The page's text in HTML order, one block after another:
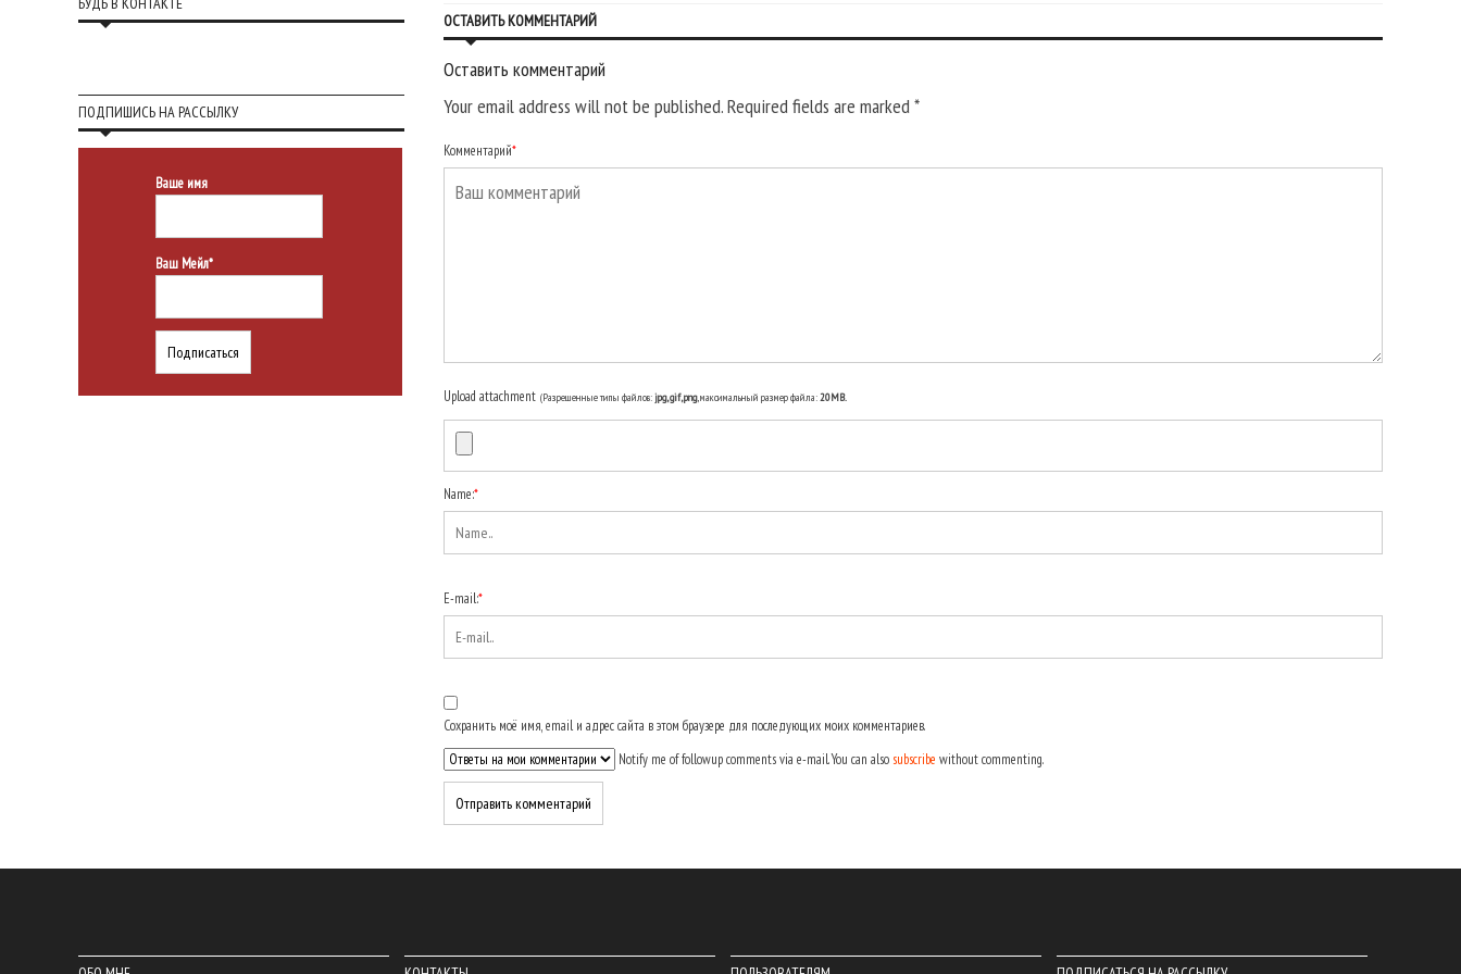
ОСТАВИТЬ КОММЕНТАРИЙ
Оставить комментарий
Your email address will not be published. Required fields are marked*
Комментарий*
Upload attachment (Разрешенные типы файлов:jpg, gif, png, максимальный размер файла:20MB.
Name:*
E-mail:*
Сохранить моё имя, email и адрес сайта в этом браузере для последующих моих комментариев.
Notify me of followup comments via e-mail. You can also subscribe without commenting.
ПОДПИШИСЬ НА РАССЫЛКУ
Ваше имя
Ваш Мейл*